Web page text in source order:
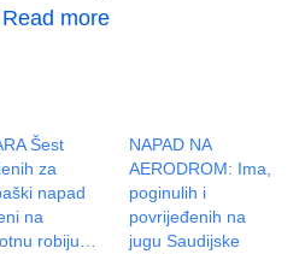
Read more
Šest
za
napad
na
robiju…
NAPAD NA
AERODROM: Ima,
poginulih i
povrijeđenih na
jugu Saudijske